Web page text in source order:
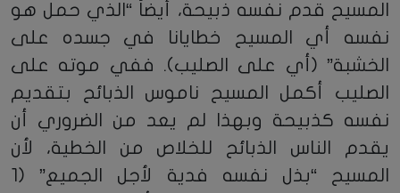
المسيح قدم نفسه ذبيحة، أيضاً “الذي حمل هو
نفسه أي المسيح خطايانا في جسده على
الخشبة” (أي على الصليب). ففي موته على
الصليب أكمل المسيح ناموس الذبائح بتقديم
نفسه كذبيحة وبهذا لم يعد من الضروري أن
يقدم الناس الذبائح للخلاص من الخطية، لأن
المسيح “بذل نفسه فدية لأجل الجميع” (1